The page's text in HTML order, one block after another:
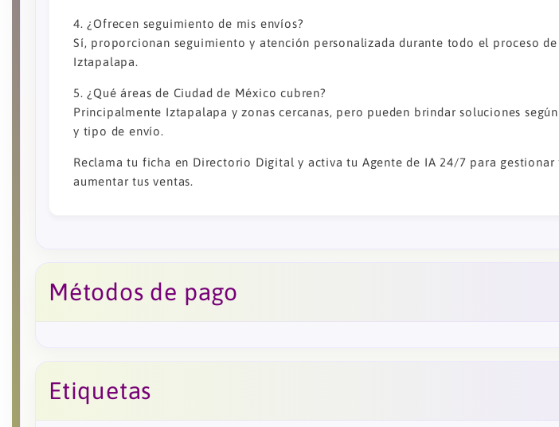
4. ¿Ofrecen seguimiento de mis envíos?
Sí, proporcionan seguimiento y atención personalizada durante todo el proceso
Iztapalapa.
5. ¿Qué áreas de Ciudad de México cubren?
Principalmente Iztapalapa y zonas cercanas, pero pueden brindar soluciones
y tipo de envío.
Reclama tu ficha en Directorio Digital y activa tu Agente de IA 24/7 para gestionar
aumentar tus ventas.
Métodos de pago
Etiquetas